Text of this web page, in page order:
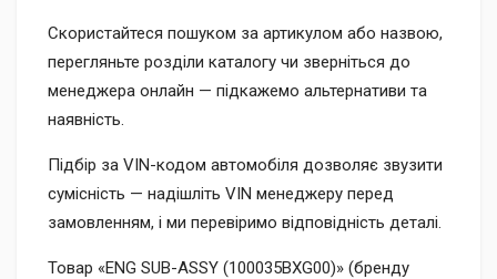
Скористайтеся пошуком за артикулом або назвою,
перегляньте розділи каталогу чи зверніться до
менеджера онлайн — підкажемо альтернативи та
наявність.
Підбір за VIN-кодом автомобіля дозволяє звузити
сумісність — надішліть VIN менеджеру перед
замовленням, і ми перевіримо відповідність деталі.
Товар «ENG SUB-ASSY (100035BXG00)» (бренду